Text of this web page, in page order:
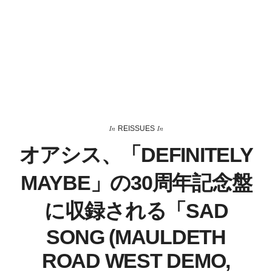
In REISSUES In
オアシス、「DEFINITELY
MAYBE」の30周年記念盤
に収録される「SAD
SONG (MAULDETH
ROAD WEST DEMO,